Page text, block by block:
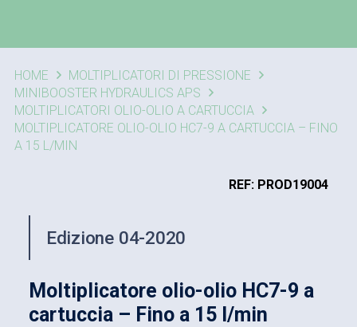
HOME
MOLTIPLICATORI DI PRESSIONE
MINIBOOSTER HYDRAULICS APS
MOLTIPLICATORI OLIO-OLIO A CARTUCCIA
MOLTIPLICATORE OLIO-OLIO HC7-9 A CARTUCCIA – FINO
A 15 L/MIN
Edizione 04-2020
REF: PROD19004
Moltiplicatore olio-olio HC7-9 a
cartuccia – Fino a 15 l/min